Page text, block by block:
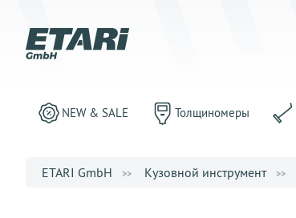
NEW & SALE Толщиномеры
ETARI GmbH Кузовной инструмент